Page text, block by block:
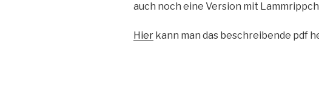
auch noch eine Version mit
Hier kann man das beschreibende pdf